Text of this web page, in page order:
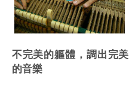
不完美的軀體，調出完美
的音樂